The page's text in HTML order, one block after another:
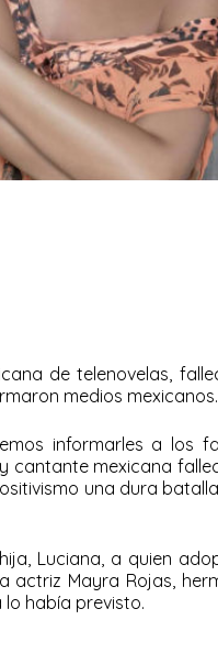
de telenovelas,
medios mexicanos.
informarles a los
cantante mexicana
una dura
Luciana, a quien
actriz Mayra Rojas,
había previsto.